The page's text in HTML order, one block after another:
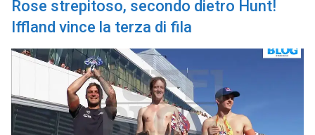
Rose strepitoso, secondo dietro Hunt!
Iffland vince la terza di fila